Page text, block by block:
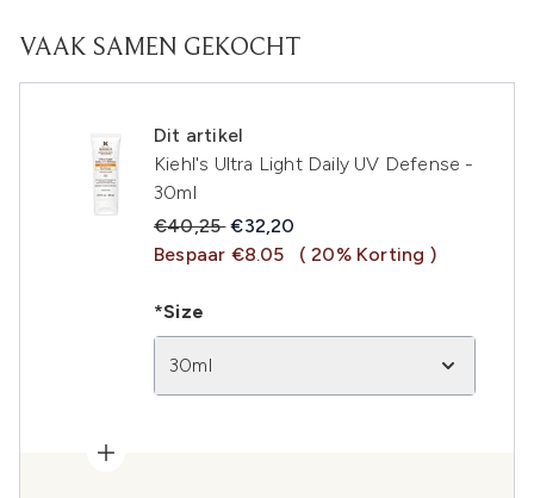
VAAK SAMEN GEKOCHT
Dit artikel
Kiehl's Ultra Light Daily UV Defense -
30ml
Recommended Retail Price:
€40,25Huidige prijs:
€32,20
Bespaar €8.05
( 20% Korting )
*Size
30ml